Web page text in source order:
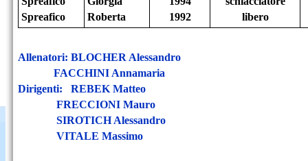
Spreafico
Roberta
1992
libero
Allenatori: BLOCHER Alessandro
FACCHINI Annamaria
Dirigenti: REBEK Matteo
FRECCIONI Mauro
SIROTICH Alessandro
VITALE Massimo